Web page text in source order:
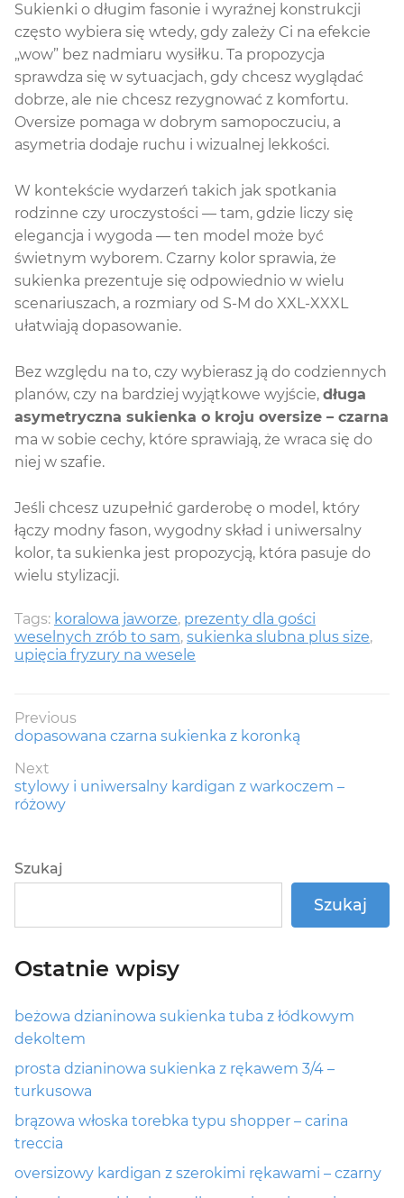
Sukienki o długim fasonie i wyraźnej konstrukcji
często wybiera się wtedy, gdy zależy Ci na efekcie
„wow” bez nadmiaru wysiłku. Ta propozycja
sprawdza się w sytuacjach, gdy chcesz wyglądać
dobrze, ale nie chcesz rezygnować z komfortu.
Oversize pomaga w dobrym samopoczuciu, a
asymetria dodaje ruchu i wizualnej lekkości.
W kontekście wydarzeń takich jak spotkania
rodzinne czy uroczystości — tam, gdzie liczy się
elegancja i wygoda — ten model może być
świetnym wyborem. Czarny kolor sprawia, że
sukienka prezentuje się odpowiednio w wielu
scenariuszach, a rozmiary od S-M do XXL-XXXL
ułatwiają dopasowanie.
Bez względu na to, czy wybierasz ją do codziennych
planów, czy na bardziej wyjątkowe wyjście, długa
asymetryczna sukienka o kroju oversize – czarna
ma w sobie cechy, które sprawiają, że wraca się do
niej w szafie.
Jeśli chcesz uzupełnić garderobę o model, który
łączy modny fason, wygodny skład i uniwersalny
kolor, ta sukienka jest propozycją, która pasuje do
wielu stylizacji.
Tags: koralowa jaworze, prezenty dla gości
weselnych zrób to sam, sukienka slubna plus size,
upięcia fryzury na wesele
Nawigacja
wpisu
Previous
Previous
dopasowana czarna sukienka z koronką
Next
Next
post:
stylowy i uniwersalny kardigan z warkoczem –
różowy
Szukaj
Szukaj
Ostatnie wpisy
beżowa dzianinowa sukienka tuba z łódkowym
dekoltem
prosta dzianinowa sukienka z rękawem 3/4 –
turkusowa
brązowa włoska torebka typu shopper – carina
treccia
oversizowy kardigan z szerokimi rękawami – czarny